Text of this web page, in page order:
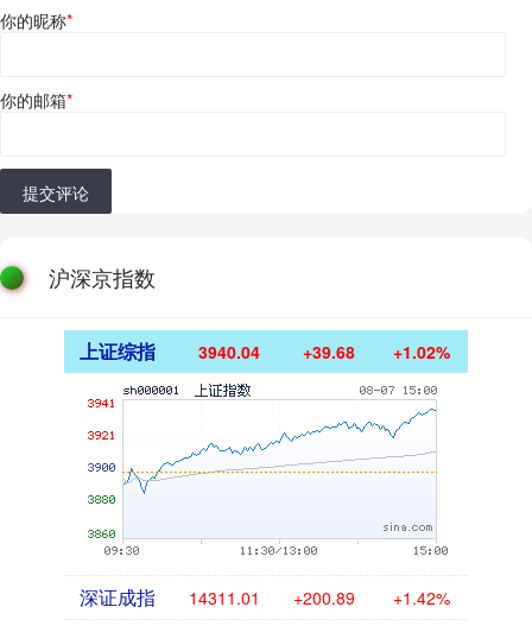
你的昵称*
你的邮箱*
提交评论
沪深京指数
上证综指 3940.04 +39.68 +1.02%
深证成指 14311.01 +200.89 +1.42%